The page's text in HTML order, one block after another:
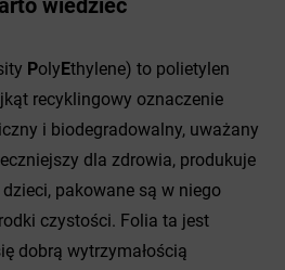
wiedzieć
PolyEthylene) to polietylen
recyklingowy oznaczenie
i biodegradowalny, uważany
dla zdrowia, produkuje
pakowane są w niego
czystości. Folia ta jest
dobrą wytrzymałością